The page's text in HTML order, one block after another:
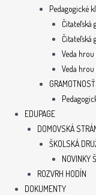
Pedagogické
Veda
Veda
EDUPAGE
DOMOVSKÁ
ŠKOLSKÁ
NOVINKY
ROZVRH HODÍN
DOKUMENTY